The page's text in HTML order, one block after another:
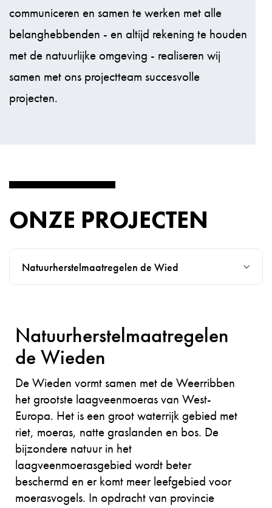
communiceren en samen te werken met alle
belanghebbenden - en altijd rekening te houden
met de natuurlijke omgeving - realiseren wij
samen met ons projectteam succesvolle
projecten.
ONZE PROJECTEN
Natuurherstelmaatregelen de Wied
Natuurherstelmaatregelen
de Wieden
De Wieden vormt samen met de Weerribben
het grootste laagveenmoeras van West-
Europa. Het is een groot waterrijk gebied met
riet, moeras, natte graslanden en bos. De
bijzondere natuur in het
laagveenmoerasgebied wordt beter
beschermd en er komt meer leefgebied voor
moerasvogels. In opdracht van provincie
N516 Thorbeckeweg
De gemeente Zaanstad,
gemeente Oostzaan,
Vervoerregio Amsterdam,
Rijkswaterstaat en de
provincie Noord-Holland
willen de doorstroming
van het verkeer in
Zaandam Zuid verbeteren.
De N516 Thorbeckeweg is
waarin gewerkt
wordt staat
daarbij centraal .
Door alle
de hoogte te
houden en door te
zorgen dat
IJsseldijk Zwolle
Tussen Zwolle en Olst versterkt Boskalis in
opdracht van het Waterschap Drents
Overijsselse Delta de IJsseldijk over een
afstand van bijna dertig kilometer. De dijk
beschermt de bewoners van Salland tegen
water uit de IJssel en tegen overstromingen
vanuit het IJsselmeer bij noordwesterstormen.
In dit dijkversterkingsproject neemt de natuur
een centrale plek in. Nu de